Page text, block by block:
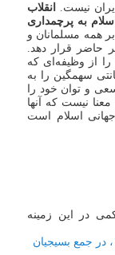
نیست.
انقلاب
به پرچمداری
همه مسلمانان و
حاضر قرار دهد.
از وظیفه‌ای که
سهمگین را به
و توان خود را
نیست که آنها
اسلام است
در این زمینه